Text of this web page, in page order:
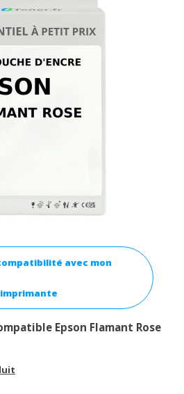
avec mon
imprimante
Epson Flamant Rose